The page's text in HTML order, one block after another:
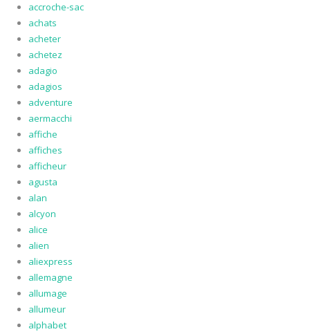
accroche-sac
achats
acheter
achetez
adagio
adagios
adventure
aermacchi
affiche
affiches
afficheur
agusta
alan
alcyon
alice
alien
aliexpress
allemagne
allumage
allumeur
alphabet